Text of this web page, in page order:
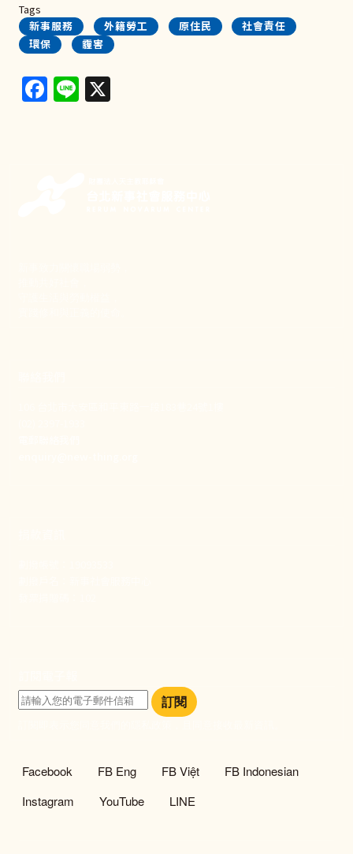
Tags
新事服務
外籍勞工 原住民
社會責任
環保
霾害
Facebook
Line
訂閱
社群選單
Facebook FB Eng FB Việt
FB Indonesian
Instagram
YouTube LINE